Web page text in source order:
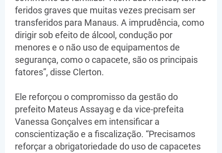
feridos graves que muitas vezes precisam ser
transferidos para Manaus. A imprudência, como
dirigir sob efeito de álcool, condução por
menores e o não uso de equipamentos de
segurança, como o capacete, são os principais
fatores”, disse Clerton.
Ele reforçou o compromisso da gestão do
prefeito Mateus Assayag e da vice-prefeita
Vanessa Gonçalves em intensificar a
conscientização e a fiscalização. “Precisamos
reforçar a obrigatoriedade do uso de capacetes